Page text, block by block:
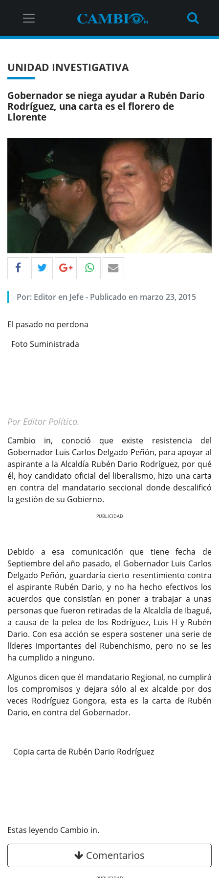
UNIDAD INVESTIGATIVA
Gobernador se niega ayudar a Rubén Dario
Rodríguez, una carta es el florero de
Llorente
Por: Editor en Jefe - Publicado en marzo 23, 2015
El pasado no perdona
Foto Suministrada
Por Editor Político.
Cambio in, conoció que existe resistencia del
Gobernador Luis Carlos Delgado Peñón, para apoyar al
aspirante a la Alcaldía Rubén Dario Rodríguez, por qué
él, hoy candidato oficial del liberalismo, hizo una carta
en contra del mandatario seccional donde descalificó
la gestión de su Gobierno.
Debido a esa comunicación que tiene fecha de
Septiembre del año pasado, el Gobernador Luis Carlos
Delgado Peñón, guardaría cierto resentimiento contra
el aspirante Rubén Dario, y no ha hecho efectivos los
acuerdos que consistían en poner a trabajar a unas
personas que fueron retiradas de la Alcaldía de Ibagué,
a causa de la pelea de los Rodríguez, Luis H y Rubén
Dario. Con esa acción se espera sostener una serie de
líderes importantes del Rubenchismo, pero no se les
ha cumplido a ninguno.
Algunos dicen que él mandatario Regional, no cumplirá
los compromisos y dejara sólo al ex alcalde por dos
veces Rodríguez Gongora, esta es la carta de Rubén
Dario, en contra del Gobernador.
Copia carta de Rubén Dario Rodríguez
Estas leyendo Cambio in.
Comentarios